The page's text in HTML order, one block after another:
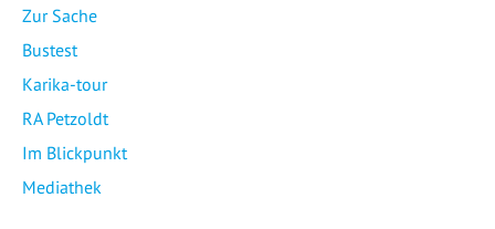
Zur Sache
Bustest
Karika-tour
RA Petzoldt
Im Blickpunkt
Mediathek